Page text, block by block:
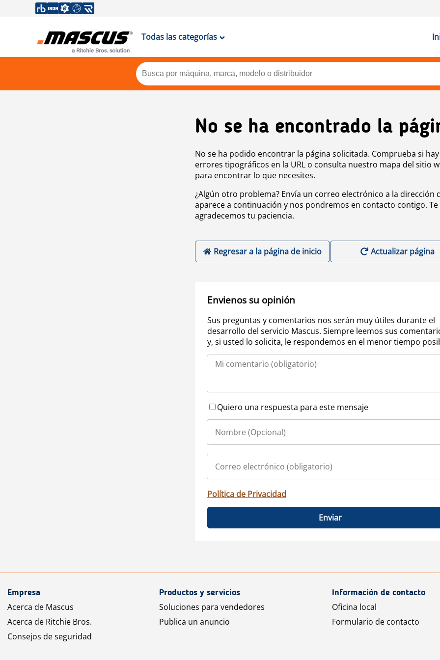
Todas las categorías
No se ha encontrado la
No se ha podido encontrar la página solicitada. Comprueba si hay
errores tipográficos en la URL o consulta nuestro mapa del sitio
para encontrar lo que necesites.
¿Algún otro problema? Envía un correo electrónico a la dirección
aparece a continuación y nos pondremos en contacto contigo. Te
agradecemos tu paciencia.
Regresar a la página de inicio Actualizar página
Envienos su opinión
Sus preguntas y comentarios nos serán muy útiles durante el
desarrollo del servicio Mascus. Siempre leemos sus
y, si usted lo solicita, le respondemos en el menor tiempo
Quiero una respuesta para este mensaje
Política de Privacidad
Enviar
Empresa
Acerca de Mascus
Acerca de Ritchie Bros.
Consejos de seguridad
Productos y servicios
Soluciones para vendedores
Publica un anuncio
Información de contacto
Oficina local
Formulario de contacto